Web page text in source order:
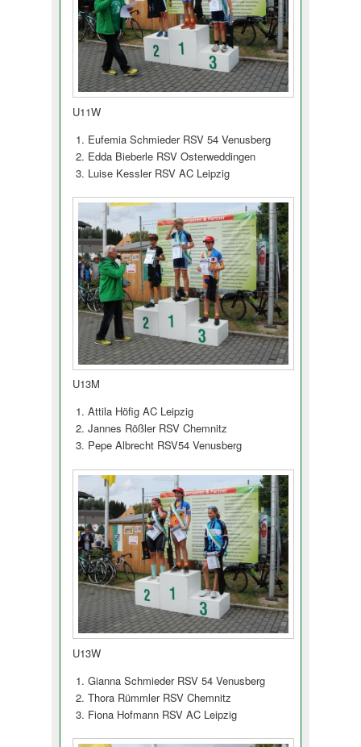
U11W
Eufemia Schmieder RSV 54 Venusberg
Edda Bieberle RSV Osterweddingen
Luise Kessler RSV AC Leipzig
U13M
Attila Höfig AC Leipzig
Jannes Rößler RSV Chemnitz
Pepe Albrecht RSV54 Venusberg
U13W
Gianna Schmieder RSV 54 Venusberg
Thora Rümmler RSV Chemnitz
Fiona Hofmann RSV AC Leipzig